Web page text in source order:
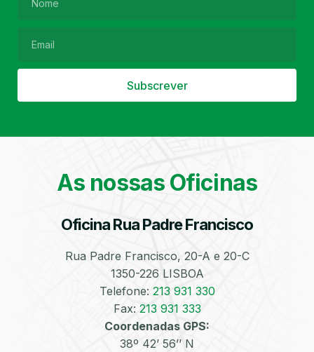
Subscrever
As nossas Oficinas
Oficina Rua Padre Francisco
Rua Padre Francisco, 20-A e 20-C
1350-226 LISBOA
Telefone: 213 931 330
Fax: 213 931 333
Coordenadas GPS:
38º 42’ 56’’ N
Filtro de Partículas Óleos
Bate-Chapas
Higienização e
Automóvel